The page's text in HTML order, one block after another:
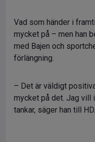
Vad som händer i
mycket på – men han
med Bajen och
förlängning.
– Det är väldigt
mycket på det. Jag vill
tankar, säger han till